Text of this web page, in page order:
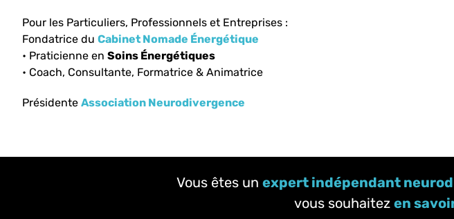
Pour les Particuliers, Professionnels et Entreprises :
Fondatrice du Cabinet Nomade Énergétique
• Praticienne en Soins Énergétiques
• Coach, Consultante, Formatrice & Animatrice
Présidente Association Neurodivergence
Vous êtes un expert indépendant
vous souhaitez en